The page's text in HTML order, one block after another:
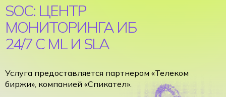
Услуга предоставляется партнером «Телеком
биржи», компанией «Спикател».
SOC: ЦЕНТР
МОНИТОРИНГА ИБ
24/7 С ML И SLA